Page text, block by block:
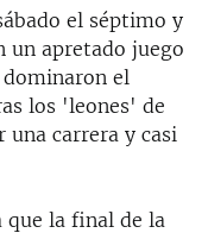
el séptimo y
apretado juego
el
los 'leones' de
carrera y casi
que la final de la